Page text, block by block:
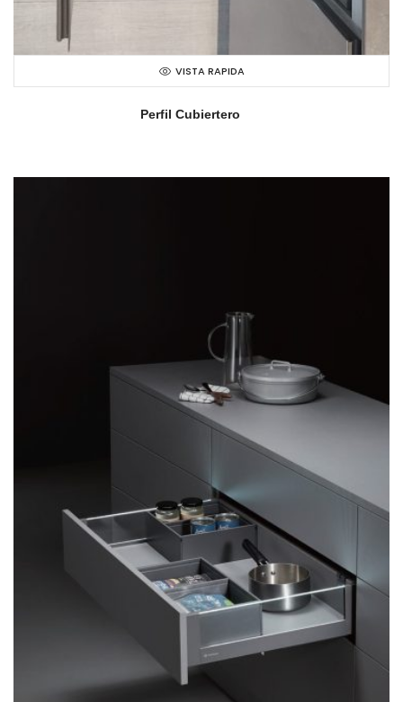
VISTA RAPIDA
Perfil Cubiertero